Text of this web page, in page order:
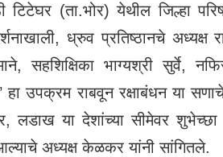
टिटेघर (ता.भोर) येथील जिल्हा
ध्रुव प्रतिष्ठानचे
सहशिक्षिका भाग्यश्री सुर्वे,
हा उपक्रम राबवून रक्षाबंधन या
लडाख या देशांच्या सीमेवर
अध्यक्ष केळकर यांनी सांगितले.